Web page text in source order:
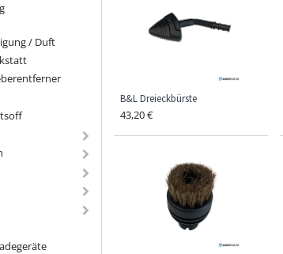
/ Duft
B&L Dreieckbürste
43,20€